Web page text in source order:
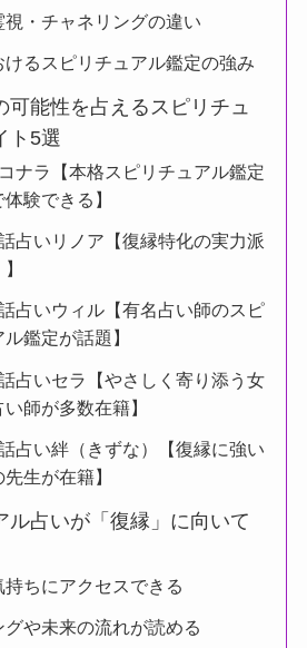
視・チャネリングの違い
けるスピリチュアル鑑定の強み
可能性を占えるスピリチュ
ト5選
ナラ【本格スピリチュアル鑑定
験できる】
占いリノア【復縁特化の実力派
占いウィル【有名占い師のスピ
鑑定が話題】
占いセラ【やさしく寄り添う女
師が多数在籍】
占い絆（きずな）【復縁に強い
生が在籍】
ル占いが「復縁」に向いて
持ちにアクセスできる
グや未来の流れが読める